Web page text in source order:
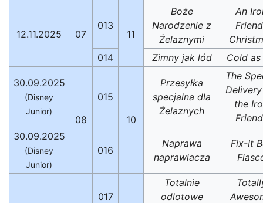
12.11.2025 07
013
11
Boże
Narodzenie z
Żelaznymi
An
014
Zimny jak lód Cold as
30.09.2025
(Disney
Junior)
08
015
10
Przesyłka
specjalna dla
Żelaznych
The
the
30.09.2025
(Disney
Junior)
016
Naprawa
naprawiacza
Fix-It
017
Totalnie
odlotowe